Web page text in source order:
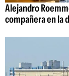
Alejandro
compañera en la